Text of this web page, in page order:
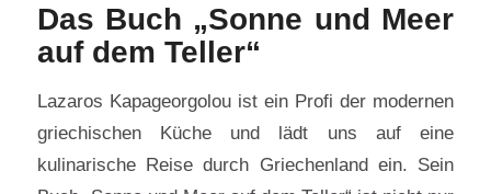
Das Buch „Sonne und Meer
auf dem Teller“
Lazaros Kapageorgolou ist ein Profi der modernen
griechischen Küche und lädt uns auf eine
kulinarische Reise durch Griechenland ein. Sein